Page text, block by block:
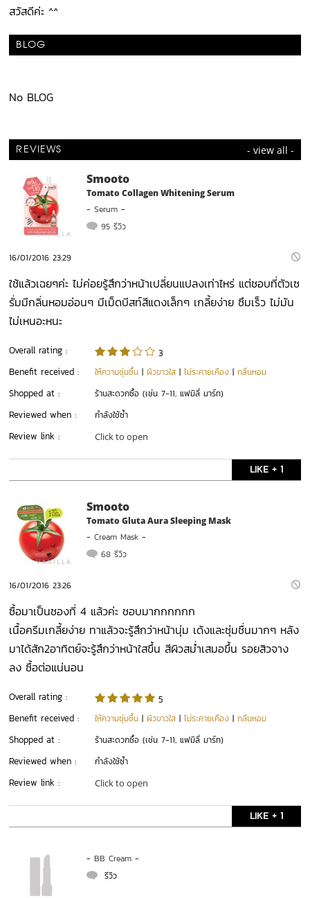
สวัสดีค่ะ ^^
BLOG
No BLOG
REVIEWS - view all -
Smooto
Tomato Collagen Whitening Serum
-Serum -
95 รีวิว
16/01/2016 23:29
ใช้แล้วเฉยๆค่ะ ไม่ค่อยรู้สึกว่าหน้าเปลี่ยนแปลงเท่าไหร่ แต่ชอบที่ตัวเซ
รั่มมีกลิ่นหอมอ่อนๆ มีเม็ดบีสท์สีแดงเล็กๆ เกลี้ยง่าย ซึมเร็ว ไม่มัน
ไม่เหนอะหนะ
Overall rating :
3
Benefit received :
ให้ความชุ่มชื้น |ผิวขาวใส |ไม่ระคายเคือง |กลิ่นหอม
Shopped at : ร้านสะดวกซื้อ (เช่น 7-11, แฟมิลี่ มาร์ท)
Reviewed when : กำลังใช้ซ้ำ
Review link : Click to open
LIKE + 1
Smooto
Tomato Gluta Aura Sleeping Mask
-Cream Mask -
68 รีวิว
16/01/2016 23:26
ซื้อมาเป็นซองที่ 4 แล้วค่ะ ชอบมากกกกกก
เนื้อครีมเกลี้ยง่าย ทาแล้วจะรู้สึกว่าหน้านุ่ม เด้งและชุ่มชื่นมากๆ หลัง
มาได้สัก2อาทิตย์จะรู้สึกว่าหน้าใสขึ้น สีผิวสม่ำเสมอขึ้น รอยสิวจาง
ลง ซื้อต่อแน่นอน
Overall rating :
5
Benefit received :
ให้ความชุ่มชื้น |ผิวขาวใส |ไม่ระคายเคือง |กลิ่นหอม
Shopped at : ร้านสะดวกซื้อ (เช่น 7-11, แฟมิลี่ มาร์ท)
Reviewed when : กำลังใช้ซ้ำ
Review link : Click to open
LIKE + 1
-BB Cream -
รีวิว